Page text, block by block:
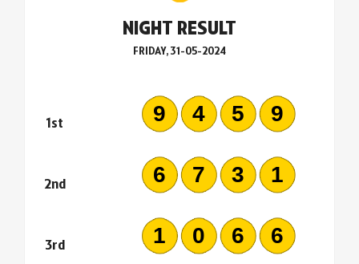
NIGHT RESULT
FRIDAY, 31-05-2024
1st 9459
2nd 6731
3rd 1066